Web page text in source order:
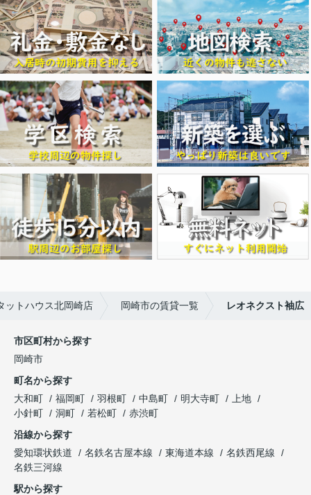
ットハウス北岡崎店 岡崎市の賃貸一覧 レオネクスト袖広
市区町村から探す
岡崎市
町名から探す
大和町
福岡町 羽根町 中島町 明大寺町
上地
小針町
洞町 若松町
赤渋町
沿線から探す
愛知環状鉄道
名鉄名古屋本線 東海道本線
名鉄西尾線
名鉄三河線
駅から探す